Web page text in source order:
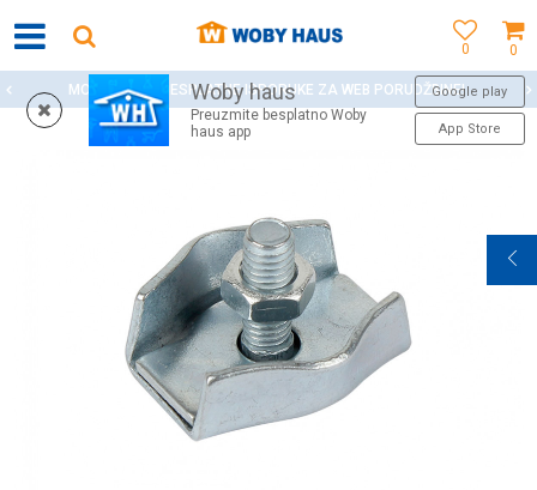
0
0
Woby haus
Preuzmite besplatno Woby
haus app
Google play
App Store
MOGUĆNOST BESPLATNE ISPORUKE ZA WEB PORUDŽBINE!